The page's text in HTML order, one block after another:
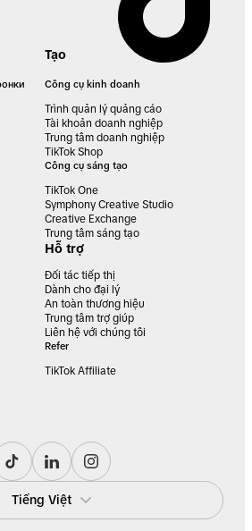
Tạo
Công cụ kinh doanh
Trình quản lý quảng cáo
Tài khoản doanh nghiệp
Trung tâm doanh nghiệp
TikTok Shop
Công cụ sáng tạo
TikTok One
Symphony Creative Studio
Creative Exchange
Trung tâm sáng tạo
Hỗ trợ
Đối tác tiếp thị
Dành cho đại lý
An toàn thương hiệu
Trung tâm trợ giúp
Liên hệ với chúng tôi
Refer
TikTok Affiliate
Tiếng Việt